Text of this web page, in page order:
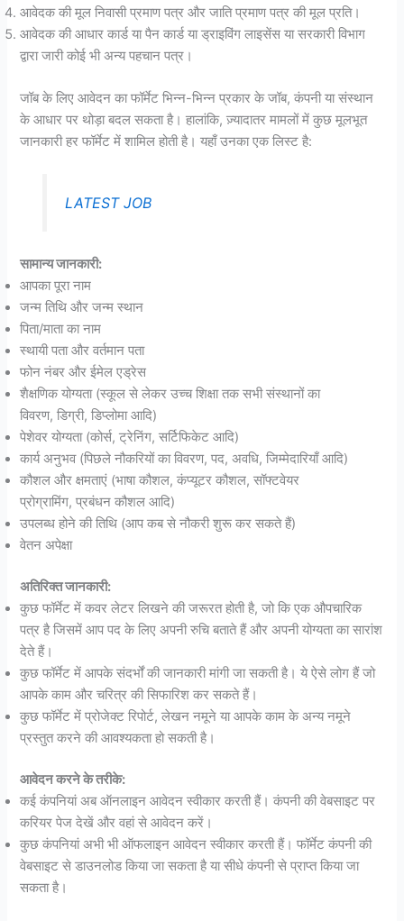
आवेदक की मूल निवासी प्रमाण पत्र और जाति प्रमाण पत्र की मूल प्रति।
आवेदक की आधार कार्ड या पैन कार्ड या ड्राइविंग लाइसेंस या सरकारी विभाग
द्वारा जारी कोई भी अन्य पहचान पत्र।
जॉब के लिए आवेदन का फॉर्मेट भिन्न-भिन्न प्रकार के जॉब, कंपनी या संस्थान
के आधार पर थोड़ा बदल सकता है। हालांकि, ज़्यादातर मामलों में कुछ मूलभूत
जानकारी हर फॉर्मेट में शामिल होती है। यहाँ उनका एक लिस्ट है:
LATEST JOB
सामान्य जानकारी:
आपका पूरा नाम
जन्म तिथि और जन्म स्थान
पिता/माता का नाम
स्थायी पता और वर्तमान पता
फोन नंबर और ईमेल एड्रेस
शैक्षणिक योग्यता (स्कूल से लेकर उच्च शिक्षा तक सभी संस्थानों का
विवरण, डिग्री, डिप्लोमा आदि)
पेशेवर योग्यता (कोर्स, ट्रेनिंग, सर्टिफिकेट आदि)
कार्य अनुभव (पिछले नौकरियों का विवरण, पद, अवधि, जिम्मेदारियाँ आदि)
कौशल और क्षमताएं (भाषा कौशल, कंप्यूटर कौशल, सॉफ्टवेयर
प्रोग्रामिंग, प्रबंधन कौशल आदि)
उपलब्ध होने की तिथि (आप कब से नौकरी शुरू कर सकते हैं)
वेतन अपेक्षा
अतिरिक्त जानकारी:
कुछ फॉर्मेट में कवर लेटर लिखने की जरूरत होती है, जो कि एक औपचारिक
पत्र है जिसमें आप पद के लिए अपनी रुचि बताते हैं और अपनी योग्यता का सारांश
देते हैं।
कुछ फॉर्मेट में आपके संदर्भों की जानकारी मांगी जा सकती है। ये ऐसे लोग हैं जो
आपके काम और चरित्र की सिफारिश कर सकते हैं।
कुछ फॉर्मेट में प्रोजेक्ट रिपोर्ट, लेखन नमूने या आपके काम के अन्य नमूने
प्रस्तुत करने की आवश्यकता हो सकती है।
आवेदन करने के तरीके:
कई कंपनियां अब ऑनलाइन आवेदन स्वीकार करती हैं। कंपनी की वेबसाइट पर
करियर पेज देखें और वहां से आवेदन करें।
कुछ कंपनियां अभी भी ऑफलाइन आवेदन स्वीकार करती हैं। फॉर्मेट कंपनी की
वेबसाइट से डाउनलोड किया जा सकता है या सीधे कंपनी से प्राप्त किया जा
सकता है।